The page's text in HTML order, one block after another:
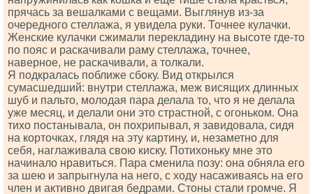
прячась за вешалками с вещами. Выглянув из-за
очередного стеллажа, я увидела руки. Точнее кулачки.
Женские кулачки сжимали перекладину на высоте где-то
по пояс и раскачивали раму стеллажа, точнее,
наверное, не раскачивали, а толкали.
Я подкралась поближе сбоку. Вид открылся
сумасшедший: внутри стеллажа, меж висящих длинных
шуб и пальто, молодая пара делала то, что я не делала
уже месяц, и делали они это страстной, с огоньком. Она
тихо постанывала, он похрипывал, я завидовала, сидя
на корточках, глядя на эту картину, и, незаметно для
себя, наглаживала свою киску. Потихоньку мне это
начинало нравиться. Пара сменила позу: она обняла его
за шею и запрыгнула на него, с ходу насаживаясь на его
член и активно двигая бедрами. Стоны стали громче. Я